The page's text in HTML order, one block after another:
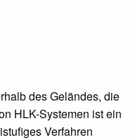
des Geländes, die
HLK-Systemen ist ein
Verfahren